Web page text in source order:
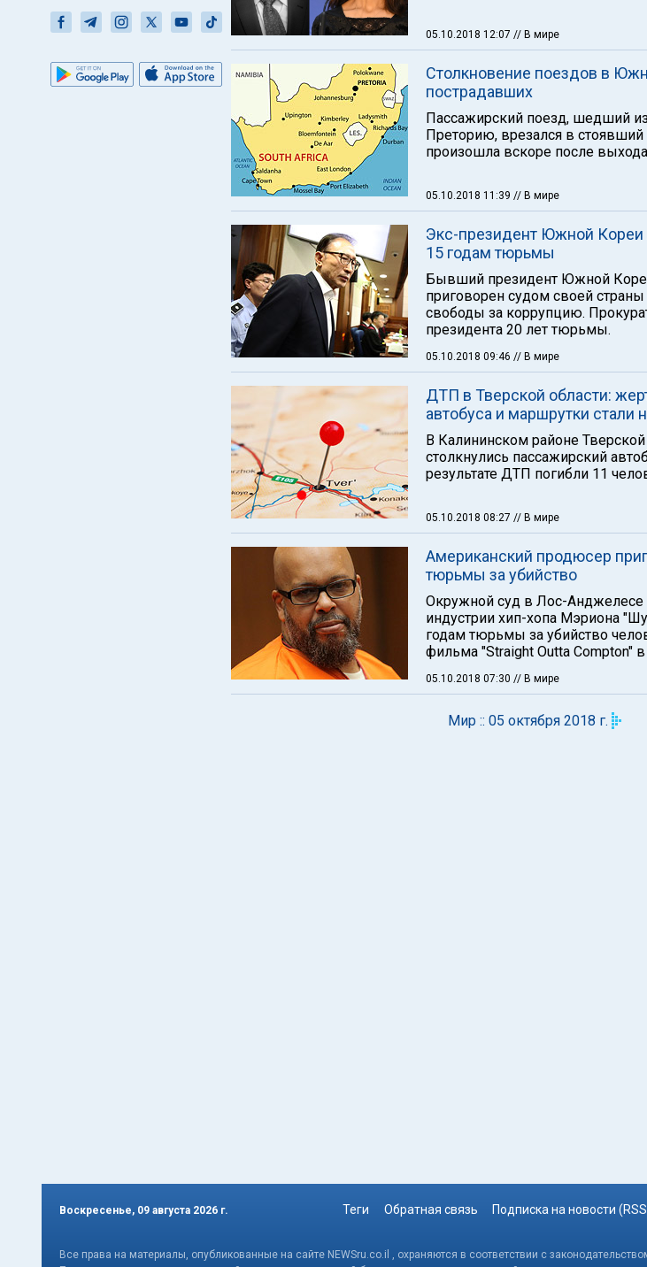
05.10.2018 12:07 // В мире
Столкновение поездов в
пострадавших
Пассажирский поезд, шедший
Преторию, врезался в стоявший
произошла вскоре после
05.10.2018 11:39 // В мире
Экс-президент Южной Кореи
15 годам тюрьмы
Бывший президент Южной
приговорен судом своей
свободы за коррупцию.
президента 20 лет тюрьмы.
05.10.2018 09:46 // В мире
ДТП в Тверской области:
автобуса и маршрутки стали
В Калининском районе
столкнулись пассажирский
результате ДТП погибли 11
05.10.2018 08:27 // В мире
Американский продюсер
тюрьмы за убийство
Окружной суд в Лос-Анджелесе
индустрии хип-хопа Мэриона
годам тюрьмы за убийство
фильма "Straight Outta Compton" в
05.10.2018 07:30 // В мире
Мир :: 05 октября 2018 г.
Воскресенье, 09 августа 2026 г. Теги Обратная связь Подписка на новости
Все права на материалы, опубликованные на сайте NEWSru.co.il , охраняются в соответствии с